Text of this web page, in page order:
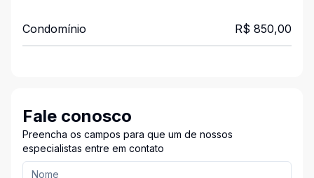
Condomínio R$ 850,00
Fale conosco
Preencha os campos para que um de nossos
especialistas entre em contato